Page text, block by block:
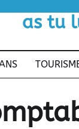
as tu